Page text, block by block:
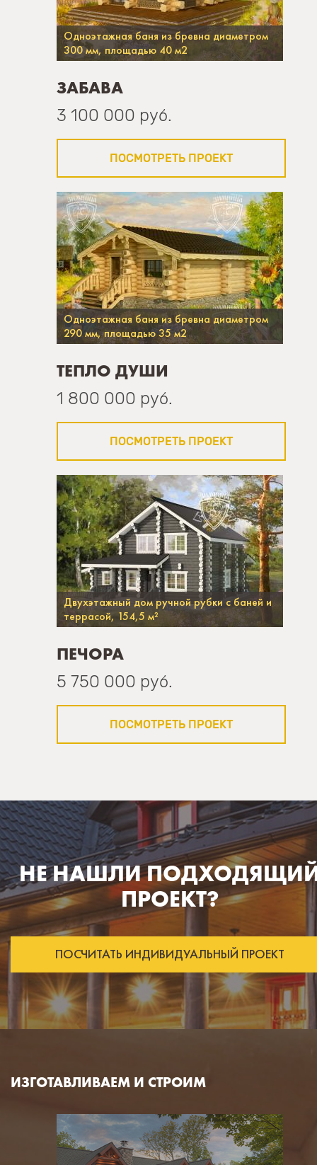
Одноэтажная баня из бревна диаметром
300 мм, площадью 40 м2
ЗАБАВА
3 100 000 руб.
ПОСМОТРЕТЬ ПРОЕКТ
Одноэтажная баня из бревна диаметром
290 мм, площадью 35 м2
ТЕПЛО ДУШИ
1 800 000 руб.
ПОСМОТРЕТЬ ПРОЕКТ
Двухэтажный дом ручной рубки с баней и
террасой, 154,5 м²
ПЕЧОРА
5 750 000 руб.
ПОСМОТРЕТЬ ПРОЕКТ
НЕ НАШЛИ
ПРОЕКТ?
ПОСЧИТАТЬ ИНДИВИДУАЛЬНЫЙ ПРОЕКТ
ИЗГОТАВЛИВАЕМ И СТРОИМ